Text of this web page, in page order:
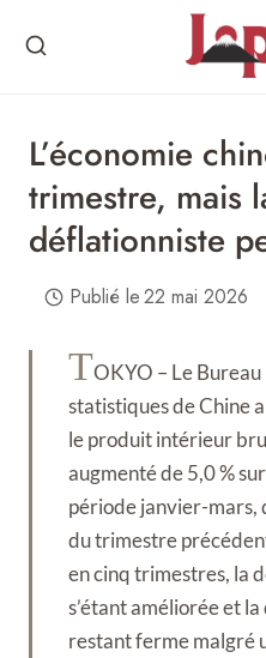
L’économie
trimestre, mais
déflationniste
Publié le22 mai 2026
TOKYO – Le
statistiques de Chine
le produit intérieur
augmenté de 5,0 %
période janvier-mars,
du trimestre
en cinq trimestres, la
s’étant améliorée et
restant ferme malgré